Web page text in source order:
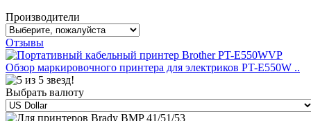
Производители
Отзывы
Обзор маркировочного принтера для электриков PT-E550W ..
Выбрать валюту